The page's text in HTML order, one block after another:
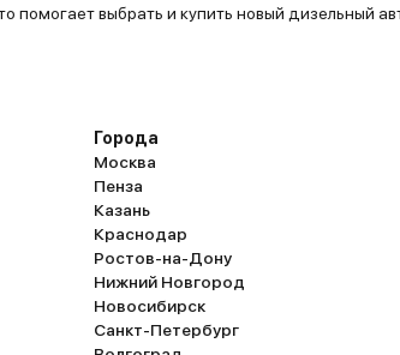
выбрать и купить новый дизельный
Города
Москва
Пенза
Казань
Краснодар
Ростов-на-Дону
Нижний Новгород
Новосибирск
Санкт-Петербург